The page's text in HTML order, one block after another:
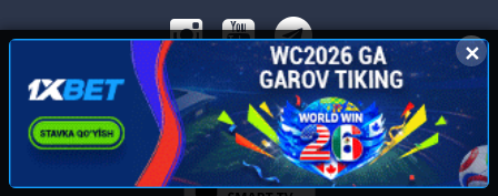
Скачайте наше приложение:
✕
✕